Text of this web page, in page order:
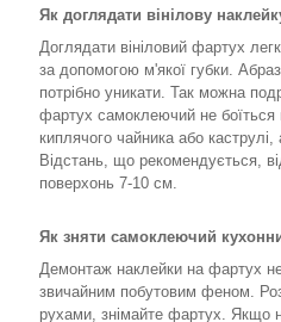
Як доглядати вінілову
Доглядати вініловий фартух
за допомогою м'якої губки.
потрібно уникати. Так можна
фартух самоклеючий не боїться
киплячого чайника або
Відстань, що рекомендується,
поверхонь 7-10 см.
Як зняти самоклеючий
Демонтаж наклейки на фартух
звичайним побутовим феном.
рухами, знімайте фартух. Якщо